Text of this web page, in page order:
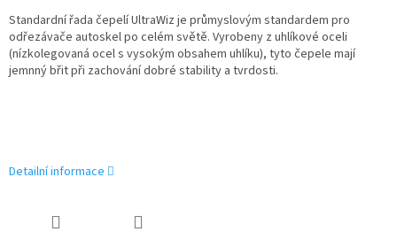
Standardní řada čepelí UltraWiz je průmyslovým standardem pro
odřezávače autoskel po celém světě. Vyrobeny z uhlíkové oceli
(nízkolegovaná ocel s vysokým obsahem uhlíku), tyto čepele mají
jemnný břit při zachování dobré stability a tvrdosti.
Detailní informace